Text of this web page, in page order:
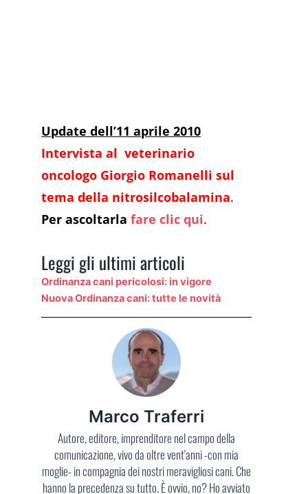
Update dell’11 aprile 2010
Intervista al veterinario
oncologo Giorgio Romanelli sul
tema della nitrosilcobalamina.
Per ascoltarla fare clic qui.
Leggi gli ultimi articoli
Ordinanza cani pericolosi: in vigore
Nuova Ordinanza cani: tutte le novità
Marco Traferri
Autore, editore, imprenditore nel campo della
comunicazione, vivo da oltre vent'anni -con mia
moglie- in compagnia dei nostri meravigliosi cani. Che
hanno la precedenza su tutto. È ovvio, no? Ho avviato